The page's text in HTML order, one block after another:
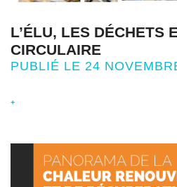
L’ÉLU, LES DÉCHETS
CIRCULAIRE
PUBLIÉ LE 24
+